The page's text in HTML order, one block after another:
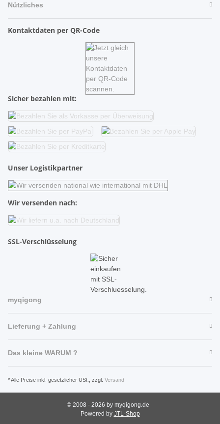
Nützliches
Kontaktdaten per QR-Code
Sicher bezahlen mit:
Unser Logistikpartner
Wir versenden nach:
SSL-Verschlüsselung
myqigong
Lieferung + Zahlung
Das kleine WARUM ?
* Alle Preise inkl. gesetzlicher USt., zzgl. Versand
© 2008 - 2026 by myqigong.de
Powered by JTL-Shop